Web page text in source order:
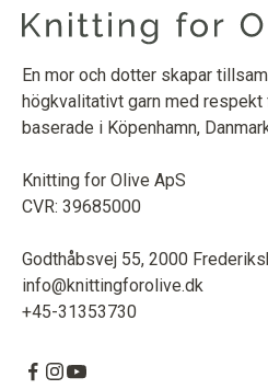
En mor och dotter skapar
högkvalitativt garn med respekt
baserade i Köpenhamn,
Knitting for Olive ApS
CVR: 39685000
Godthåbsvej 55, 2000
info@knittingforolive.dk
+45-31353730